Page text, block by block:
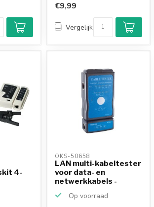
€9,99
Vergelijk
4-
OKS-50658
LAN multi-kabeltester
voor data- en
netwerkkabels -
Op voorraad